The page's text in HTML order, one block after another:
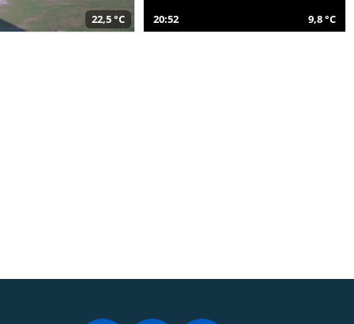
22,5 °C 20:52 9,8 °C